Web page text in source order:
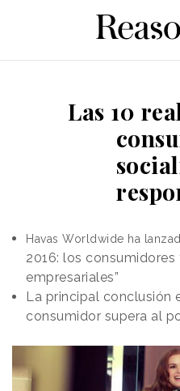
Las 10
Havas Worldwide ha
2016: los
empresariales”
La principal conclusión
consumidor supera al